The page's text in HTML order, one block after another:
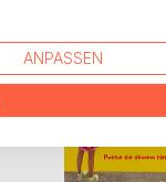
ANPASSEN